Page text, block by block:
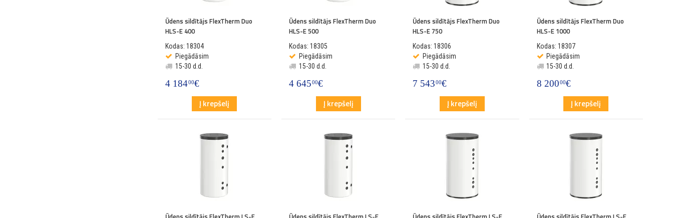
Ūdens sildītājs FlexTherm Duo
HLS-E 400
Kodas: 18304
Piegādāsim
15-30 d.d.
4 18400€
Į krepšelį
Ūdens sildītājs FlexTherm Duo
HLS-E 500
Kodas: 18305
Piegādāsim
15-30 d.d.
4 64500€
Į krepšelį
Ūdens sildītājs FlexTherm Duo
HLS-E 750
Kodas: 18306
Piegādāsim
15-30 d.d.
7 543 00€
Į krepšelį
Ūdens sildītājs FlexTherm Duo
HLS-E 1000
Kodas: 18307
Piegādāsim
15-30 d.d.
8 20000€
Į krepšelį